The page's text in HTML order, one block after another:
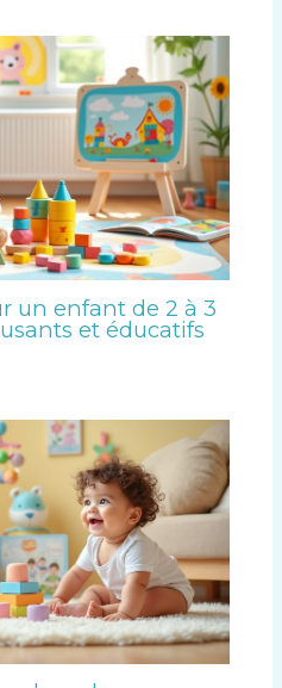
un enfant de 2 à 3
et éducatifs